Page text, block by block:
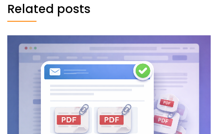
Related posts